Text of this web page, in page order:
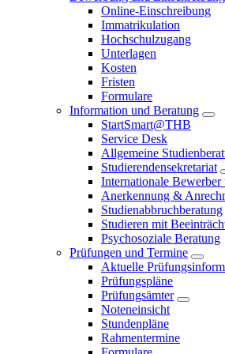
Online-Einschreibung
Immatrikulation
Hochschulzugang
Unterlagen
Kosten
Fristen
Formulare
Information und Beratung
StartSmart@THB
Service Desk
Allgemeine
Studierendensekretariat
Internationale Bewerber
Anerkennung &
Studienabbruchberatung
Studieren mit
Psychosoziale Beratung
Prüfungen und Termine
Aktuelle
Prüfungspläne
Prüfungsämter
Noteneinsicht
Stundenpläne
Rahmentermine